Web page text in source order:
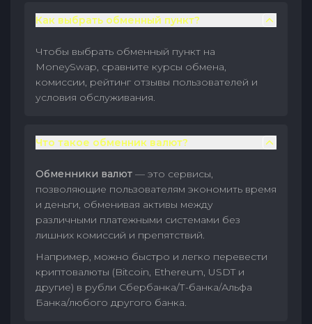
Как выбрать обменный пункт?
Чтобы выбрать обменный пункт на
MoneySwap, сравните курсы обмена,
комиссии, рейтинг отзывы пользователей и
условия обслуживания.
Что такое обменник валют?
Обменники валют — это сервисы,
позволяющие пользователям экономить время
и деньги, обменивая активы между
различными платежными системами без
лишних комиссий и препятствий.
Например, можно быстро и легко перевести
криптовалюты (Bitcoin, Ethereum, USDT и
другие) в рубли Сбербанка/Т-банка/Альфа
Банка/любого другого банка.